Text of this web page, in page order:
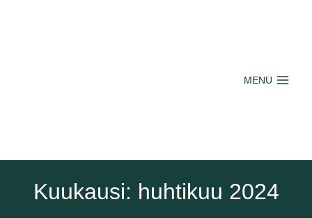
MENU
Kuukausi: huhtikuu 2024